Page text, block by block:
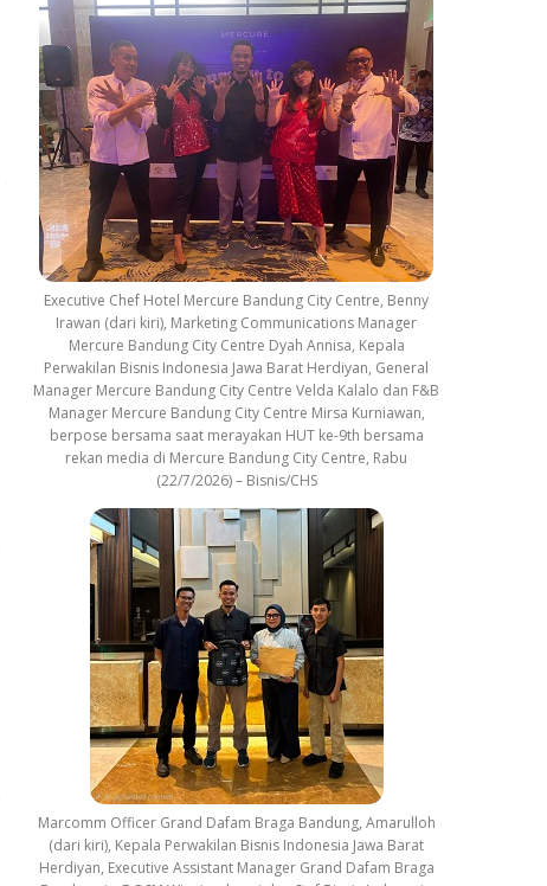
Executive Chef Hotel Mercure Bandung City Centre, Benny
Irawan (dari kiri), Marketing Communications Manager
Mercure Bandung City Centre Dyah Annisa, Kepala
Perwakilan Bisnis Indonesia Jawa Barat Herdiyan, General
Manager Mercure Bandung City Centre Velda Kalalo dan F&B
Manager Mercure Bandung City Centre Mirsa Kurniawan,
berpose bersama saat merayakan HUT ke-9th bersama
rekan media di Mercure Bandung City Centre, Rabu
(22/7/2026) – Bisnis/CHS
Marcomm Officer Grand Dafam Braga Bandung, Amarulloh
(dari kiri), Kepala Perwakilan Bisnis Indonesia Jawa Barat
Herdiyan, Executive Assistant Manager Grand Dafam Braga